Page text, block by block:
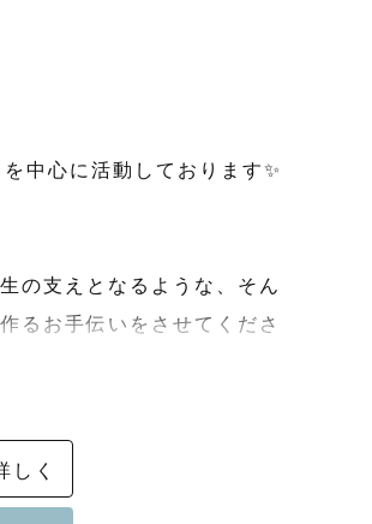
中心に活動しております✨
の支えとなるような、そん
るお手伝いをさせてくださ
しく